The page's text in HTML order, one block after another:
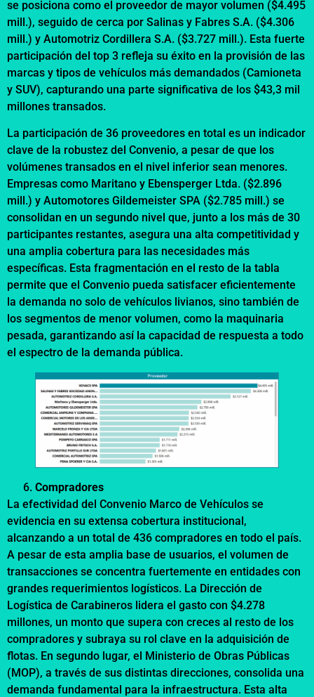
se posiciona como el proveedor de mayor volumen ($4.495
mill.), seguido de cerca por Salinas y Fabres S.A. ($4.306
mill.) y Automotriz Cordillera S.A. ($3.727 mill.). Esta fuerte
participación del top 3 refleja su éxito en la provisión de las
marcas y tipos de vehículos más demandados (Camioneta
y SUV), capturando una parte significativa de los $43,3 mil
millones transados.
La participación de 36 proveedores en total es un indicador
clave de la robustez del Convenio, a pesar de que los
volúmenes transados en el nivel inferior sean menores.
Empresas como Maritano y Ebensperger Ltda. ($2.896
mill.) y Automotores Gildemeister SPA ($2.785 mill.) se
consolidan en un segundo nivel que, junto a los más de 30
participantes restantes, asegura una alta competitividad y
una amplia cobertura para las necesidades más
específicas. Esta fragmentación en el resto de la tabla
permite que el Convenio pueda satisfacer eficientemente
la demanda no solo de vehículos livianos, sino también de
los segmentos de menor volumen, como la maquinaria
pesada, garantizando así la capacidad de respuesta a todo
el espectro de la demanda pública.
Compradores
La efectividad del Convenio Marco de Vehículos se
evidencia en su extensa cobertura institucional,
alcanzando a un total de 436 compradores en todo el país.
A pesar de esta amplia base de usuarios, el volumen de
transacciones se concentra fuertemente en entidades con
grandes requerimientos logísticos. La Dirección de
Logística de Carabineros lidera el gasto con $4.278
millones, un monto que supera con creces al resto de los
compradores y subraya su rol clave en la adquisición de
flotas. En segundo lugar, el Ministerio de Obras Públicas
(MOP), a través de sus distintas direcciones, consolida una
demanda fundamental para la infraestructura. Esta alta